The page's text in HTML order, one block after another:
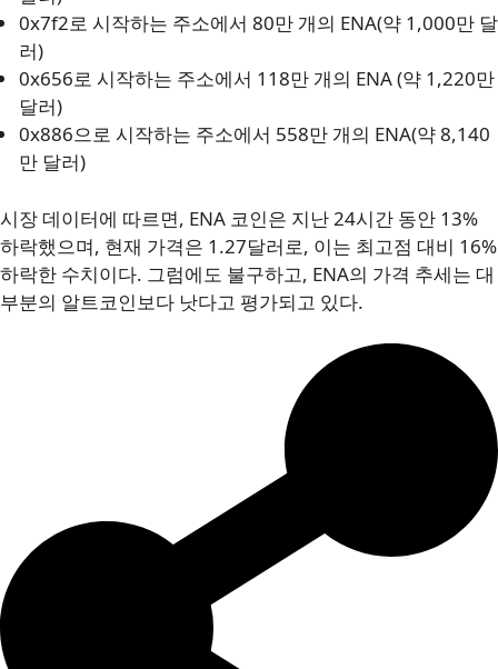
0x7f2로 시작하는 주소에서 80만 개의 ENA(약 1,000만 달
러)
0x656로 시작하는 주소에서 118만 개의 ENA (약 1,220만
달러)
0x886으로 시작하는 주소에서 558만 개의 ENA(약 8,140
만 달러)
시장 데이터에 따르면, ENA 코인은 지난 24시간 동안 13%
하락했으며, 현재 가격은 1.27달러로, 이는 최고점 대비 16%
하락한 수치이다. 그럼에도 불구하고, ENA의 가격 추세는 대
부분의 알트코인보다 낫다고 평가되고 있다.